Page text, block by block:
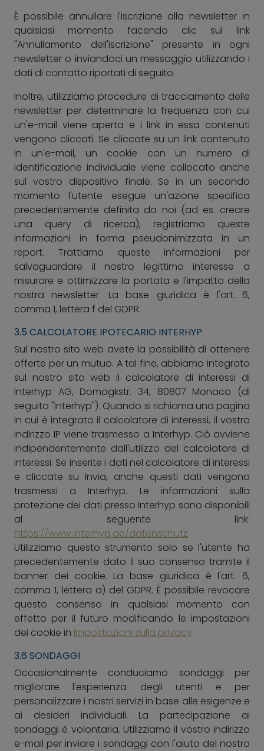
È possibile annullare l'iscrizione alla newsletter in
qualsiasi momento facendo clic sul link
"Annullamento dell'iscrizione" presente in ogni
newsletter o inviandoci un messaggio utilizzando i
dati di contatto riportati di seguito.
Inoltre, utilizziamo procedure di tracciamento delle
newsletter per determinare la frequenza con cui
un'e-mail viene aperta e i link in essa contenuti
vengono cliccati. Se cliccate su un link contenuto
in un'e-mail, un cookie con un numero di
identificazione individuale viene collocato anche
sul vostro dispositivo finale. Se in un secondo
momento l'utente esegue un'azione specifica
precedentemente definita da noi (ad es. creare
una query di ricerca), registriamo queste
informazioni in forma pseudonimizzata in un
report. Trattiamo queste informazioni per
salvaguardare il nostro legittimo interesse a
misurare e ottimizzare la portata e l'impatto della
nostra newsletter. La base giuridica è l'art. 6,
comma 1, lettera f del GDPR.
3.5 CALCOLATORE IPOTECARIO INTERHYP
Sul nostro sito web avete la possibilità di ottenere
offerte per un mutuo. A tal fine, abbiamo integrato
sul nostro sito web il calcolatore di interessi di
Interhyp AG, Domagkstr. 34, 80807 Monaco (di
seguito "Interhyp"). Quando si richiama una pagina
in cui è integrato il calcolatore di interessi, il vostro
indirizzo IP viene trasmesso a Interhyp. Ciò avviene
indipendentemente dall'utilizzo del calcolatore di
interessi. Se inserite i dati nel calcolatore di interessi
e cliccate su Invia, anche questi dati vengono
trasmessi a Interhyp. Le informazioni sulla
protezione dei dati presso Interhyp sono disponibili
al seguente link:
https://www.interhyp.de/datenschutz
Utilizziamo questo strumento solo se l'utente ha
precedentemente dato il suo consenso tramite il
banner dei cookie. La base giuridica è l'art. 6,
comma 1, lettera a) del GDPR. È possibile revocare
questo consenso in qualsiasi momento con
effetto per il futuro modificando le impostazioni
dei cookie in Impostazioni sulla privacy.
3.6 SONDAGGI
Occasionalmente conduciamo sondaggi per
migliorare l'esperienza degli utenti e per
personalizzare i nostri servizi in base alle esigenze e
ai desideri individuali. La partecipazione ai
sondaggi è volontaria. Utilizziamo il vostro indirizzo
e-mail per inviare i sondaggi con l'aiuto del nostro